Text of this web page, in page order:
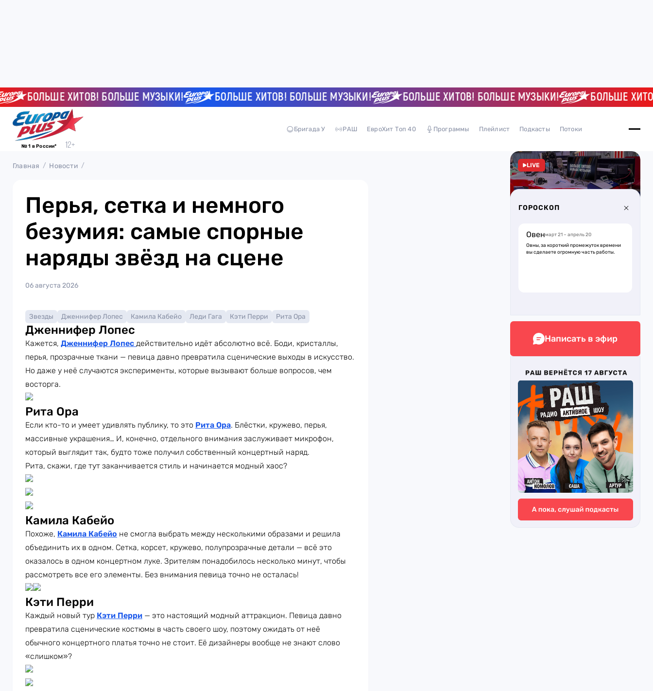
БОЛЬШЕ ХИТОВ! БОЛЬШЕ МУЗЫКИ! БОЛЬШЕ ХИТОВ! БОЛЬШЕ МУЗЫКИ! БОЛЬШЕ ХИТОВ! БОЛЬШЕ МУЗЫКИ! БОЛЬШЕ ХИТОВ!
№ 1 в России*
Бригада У РАШ ЕвроХит Топ 40 Программы Плейлист Подкасты Потоки
Главная Новости
Перья, сетка и немного
безумия: самые спорные
наряды звёзд на сцене
06 августа 2026
Звезды Дженнифер Лопес Камила Кабейо Леди Гага Кэти Перри Рита Ора
Дженнифер Лопес
Кажется, Дженнифер Лопес действительно идёт абсолютно всё. Боди, кристаллы,
перья, прозрачные ткани — певица давно превратила сценические выходы в искусство.
Но даже у неё случаются эксперименты, которые вызывают больше вопросов, чем
восторга.
Рита Ора
Если кто-то и умеет удивлять публику, то это Рита Ора. Блёстки, кружево, перья,
массивные украшения… И, конечно, отдельного внимания заслуживает микрофон,
который выглядит так, будто тоже получил собственный концертный наряд.
Рита, скажи, где тут заканчивается стиль и начинается модный хаос?
Камила Кабейо
Похоже, Камила Кабейо не смогла выбрать между несколькими образами и решила
объединить их в одном. Сетка, корсет, кружево, полупрозрачные детали — всё это
оказалось в одном концертном луке. Зрителям понадобилось несколько минут, чтобы
рассмотреть все его элементы. Без внимания певица точно не осталась!
Кэти Перри
Каждый новый тур Кэти Перри — это настоящий модный аттракцион. Певица давно
превратила сценические костюмы в часть своего шоу, поэтому ожидать от неё
обычного концертного платья точно не стоит. Её дизайнеры вообще не знают слово
«слишком»?
LIVE
ГОРОСКОП
Овенмарт 21 – апрель 20
Овны, за короткий промежуток времени
вы сделаете огромную часть работы.
Написать в эфир